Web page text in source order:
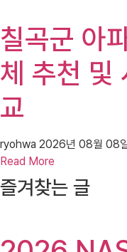
칠곡군 아
체 추천 및
교
ryohwa 2026년 08월 08
Read More
즐겨찾는 글